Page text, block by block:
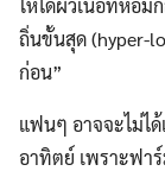
ให้ได้ผิวเนื้อที่หอม
ถิ่นขั้นสุด (hyper-
ก่อน”
แฟนๆ อาจจะไม่ไ
อาทิตย์ เพราะฟา